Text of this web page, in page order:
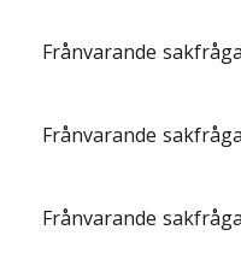
Frånvarande
Frånvarande
Frånvarande